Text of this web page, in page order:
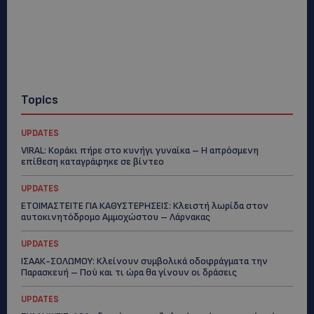
Topics
UPDATES
VIRAL: Κοράκι πήρε στο κυνήγι γυναίκα – Η απρόσμενη
επίθεση καταγράφηκε σε βίντεο
UPDATES
ΕΤΟΙΜΑΣΤΕΙΤΕ ΓΙΑ ΚΑΘΥΣΤΕΡΗΣΕΙΣ: Κλειστή λωρίδα στον
αυτοκινητόδρομο Αμμοχώστου – Λάρνακας
UPDATES
ΙΣΑΑΚ-ΣΟΛΩΜΟΥ: Κλείνουν συμβολικά οδοφράγματα την
Παρασκευή – Πού και τι ώρα θα γίνουν οι δράσεις
UPDATES